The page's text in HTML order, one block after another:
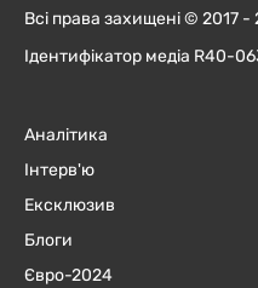
Всі права захищені © 2017
Ідентифікатор медіа R40-
Аналітика
Інтерв'ю
Ексклюзив
Блоги
Євро-2024